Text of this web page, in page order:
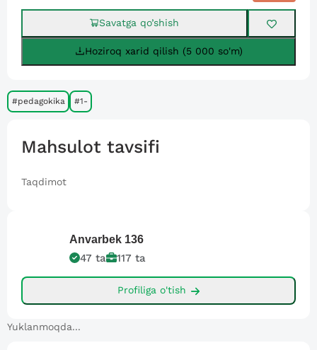
Savatga qo’shish
Hoziroq xarid qilish (5 000 so'm)
#pedagokika #1-
Mahsulot tavsifi
Taqdimot
Anvarbek 136
47 ta 117 ta
Profiliga o'tish
Yuklanmoqda...